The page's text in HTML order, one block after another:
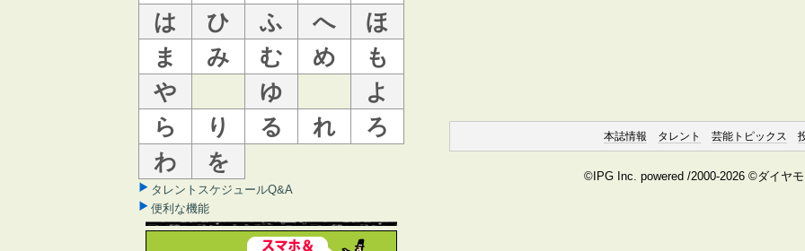
は
ひ ふ へ
ほ
ま
み む め
も
や
ゆ
よ
ら
り る れ
ろ
わ
を
タレントスケジュールQ&A
便利な機能
本誌情報 タレント 芸能トピックス
©IPG Inc. powered /2000-2026 ©ダイヤ